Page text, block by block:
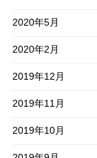
2020年5月
2020年2月
2019年12月
2019年11月
2019年10月